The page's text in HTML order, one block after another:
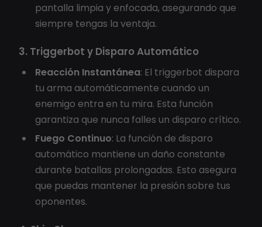
pantalla limpia y enfocada, asegurando que
siempre tengas la ventaja.
3. Triggerbot y Disparo Automático
Reacción Instantánea: El triggerbot dispara
tu arma automáticamente cuando un
enemigo entra en tu mira. Esta función
garantiza que nunca falles un disparo crítico.
Fuego Continuo: La función de disparo
automático mantiene un daño constante
durante batallas prolongadas. Esto asegura
que puedas mantener la presión sobre tus
oponentes.